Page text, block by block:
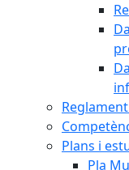
Plans i
Pla